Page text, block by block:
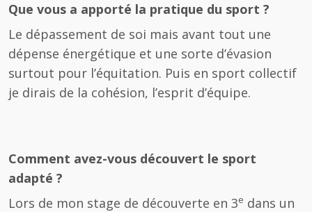
Que vous a apporté la pratique du sport ?
Le dépassement de soi mais avant tout une
dépense énergétique et une sorte d’évasion
surtout pour l’équitation. Puis en sport collectif
je dirais de la cohésion, l’esprit d’équipe.
Comment avez-vous découvert le sport
adapté ?
Lors de mon stage de découverte en 3e dans un